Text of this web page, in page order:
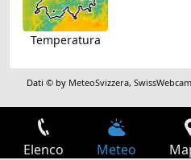
Temperatura
Dati © by MeteoSvizzera,
Elenco Meteo